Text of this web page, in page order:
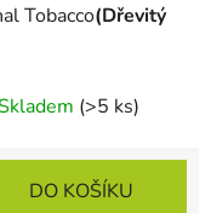
Tobacco(Dřevitý
(>5 ks)
DO KOŠÍKU